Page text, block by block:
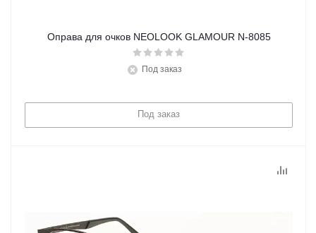
Оправа для очков NEOLOOK GLAMOUR N-8085
Под заказ
Под заказ